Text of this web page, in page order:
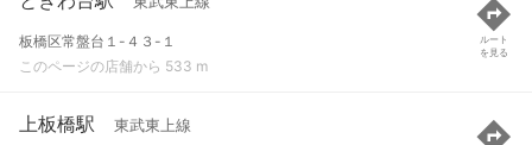
板橋区常盤台１-４３-１
このページの店舗から 533 m
ルート
を見る
上板橋駅 東武東上線